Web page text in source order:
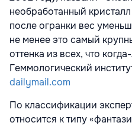
необработанный кристалл
после огранки вес
не менее это самый
оттенка из всех, что
Геммологический
dailymail.com
По классификации
относится к типу